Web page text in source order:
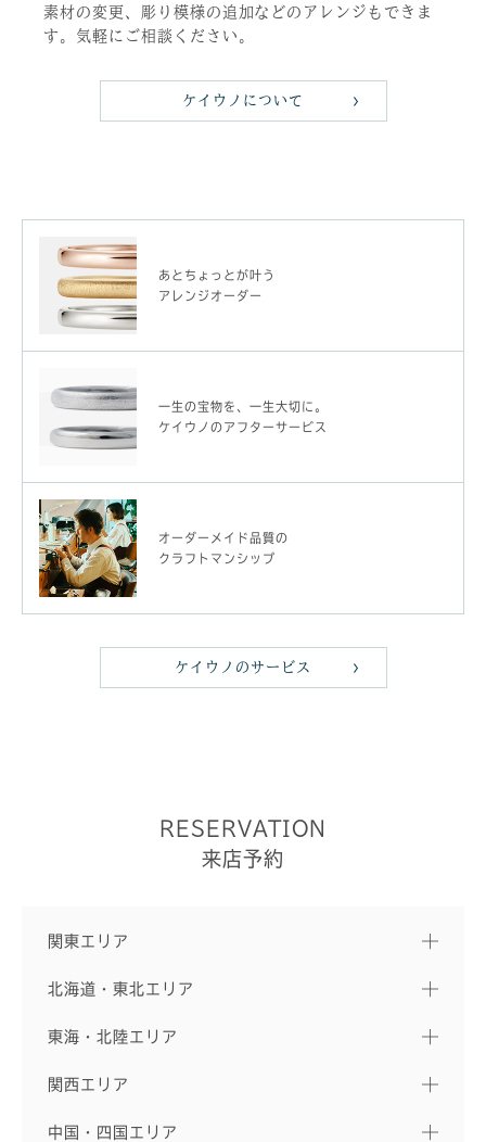
素材の変更、彫り模様の追加などのアレンジもできま
す。気軽にご相談ください。
ケイウノについて
あとちょっとが叶う
アレンジオーダー
一生の宝物を、一生大切に。
ケイウノのアフターサービス
オーダーメイド品質の
クラフトマンシップ
ケイウノのサービス
RESERVATION
来店予約
関東エリア
北海道・東北エリア
東海・北陸エリア
関西エリア
中国・四国エリア